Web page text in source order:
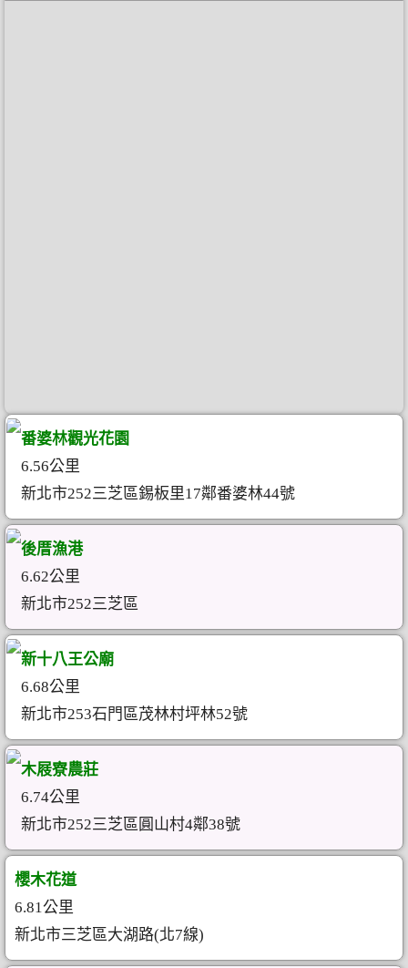
番婆林觀光花園
6.56公里
新北市252三芝區錫板里17鄰番婆林44號
後厝漁港
6.62公里
新北市252三芝區
新十八王公廟
6.68公里
新北市253石門區茂林村坪林52號
木屐寮農莊
6.74公里
新北市252三芝區圓山村4鄰38號
櫻木花道
6.81公里
新北市三芝區大湖路(北7線)